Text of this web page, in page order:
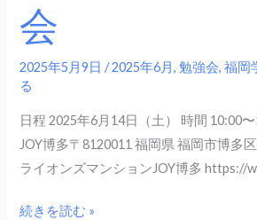
会
2025年5月9日/2025年6月,勉強会,福岡
る
日程 2025年6月14日（土） 時間 10:00
JOY博多〒8120011 福岡県 福岡市博多
ライオンズマンションJOY博多 https://
強
会
続きを読む »